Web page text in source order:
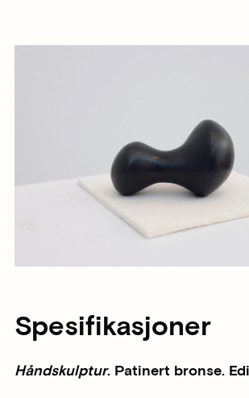
Spesifikasjoner
Håndskulptur. Patinert bronse.